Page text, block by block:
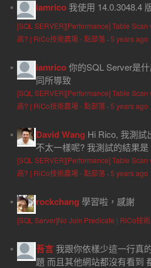
iamrico 我使用 14.0.3048.4
[SQL SERVER][Performance] Table
高? | RiCo技術農場 - 點部落· 5 years ago
iamrico你的SQL Server是
同所導致
[SQL SERVER][Performance] Table
高? | RiCo技術農場 - 點部落· 5 years ago
David Wang Hi Rico, 我測試
不太一樣呢? 我測試的結果是
[SQL SERVER][Performance] Table
高? | RiCo技術農場 - 點部落· 5 years ago
rockchang 學習啦，感謝
[SQL Server]No Join Predicate | RiCo技
吾言 我跟你依樣少這一行真
題 而且其他網站都沒有看到